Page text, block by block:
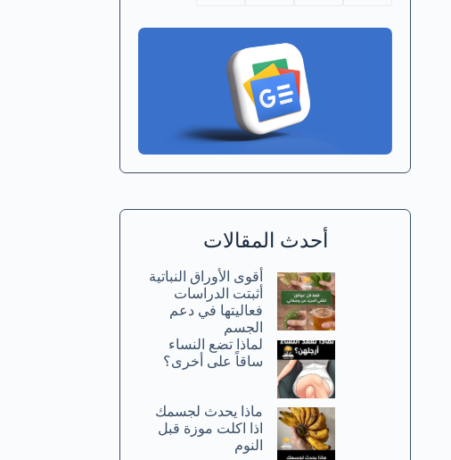
أحدث المقالات
أقوى الأوراق النباتية
أثبتت الدراسات
فعاليتها في دعم
الجسم
لماذا تضع النساء
ساقاً على أخرى؟
ماذا يحدث لجسمك
اذا اكلت موزة قبل
النوم